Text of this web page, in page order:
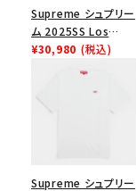
Supreme シュプリー
ム 2025SS Los
Angeles Fire Relief
¥30,980 (税込)
Supreme シュプリー